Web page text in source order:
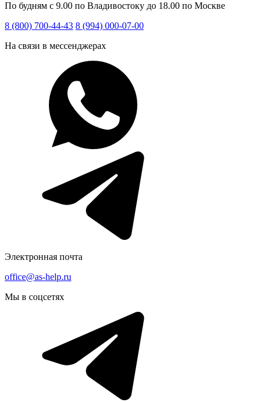
По будням с 9.00 по Владивостоку до 18.00 по Москве
8 (800) 700-44-43 8 (994) 000-07-00
На связи в мессенджерах
Электронная почта
office@as-help.ru
Мы в соцсетях